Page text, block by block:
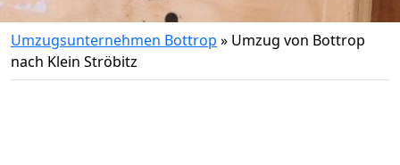
Umzugsunternehmen Bottrop » Umzug von Bottrop
nach Klein Ströbitz